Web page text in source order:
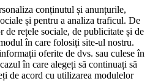
conținutul și anunțurile,
și pentru a analiza traficul. De
de rețele sociale, de publicitate și de
în care folosiți site-ul nostru.
oferite de dvs. sau culese în
în care alegeți să continuați să
de acord cu utilizarea modulelor